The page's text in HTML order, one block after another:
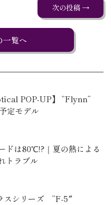
次の投稿 →
一覧へ
POP-UP】 “Flynn”
定モデル
ドは80℃!?｜夏の熱による
トラブル
スシリーズ ”F-5″